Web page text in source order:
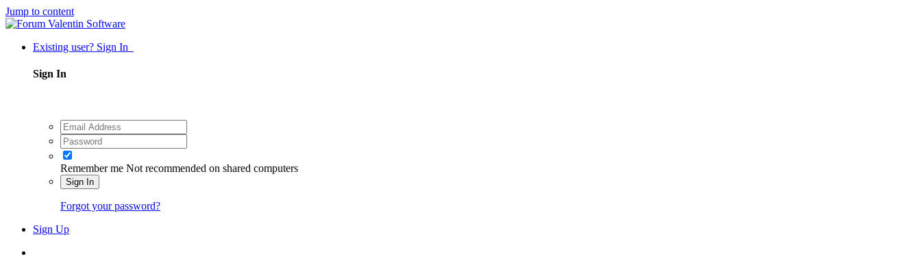
Jump to content
Existing user? Sign In
Sign In
Remember me Not recommended on shared computers
Sign In
Forgot your password?
Sign Up